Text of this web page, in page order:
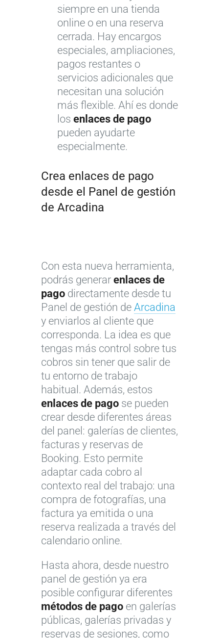
siempre en una tienda
online o en una reserva
cerrada. Hay encargos
especiales, ampliaciones,
pagos restantes o
servicios adicionales que
necesitan una solución
más flexible. Ahí es donde
los enlaces de pago
pueden ayudarte
especialmente.
Crea enlaces de pago
desde el Panel de gestión
de Arcadina
Con esta nueva herramienta,
podrás generar enlaces de
pago directamente desde tu
Panel de gestión de Arcadina
y enviarlos al cliente que
corresponda. La idea es que
tengas más control sobre tus
cobros sin tener que salir de
tu entorno de trabajo
habitual. Además, estos
enlaces de pago se pueden
crear desde diferentes áreas
del panel: galerías de clientes,
facturas y reservas de
Booking. Esto permite
adaptar cada cobro al
contexto real del trabajo: una
compra de fotografías, una
factura ya emitida o una
reserva realizada a través del
calendario online.
Hasta ahora, desde nuestro
panel de gestión ya era
posible configurar diferentes
métodos de pago en galerías
públicas, galerías privadas y
reservas de sesiones, como